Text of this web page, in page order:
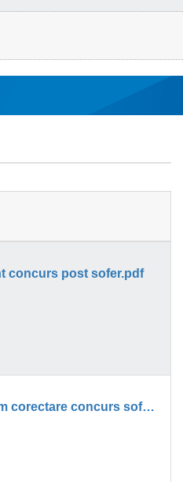
concurs post sofer.pdf
Barem corectare concurs sofer.pdf